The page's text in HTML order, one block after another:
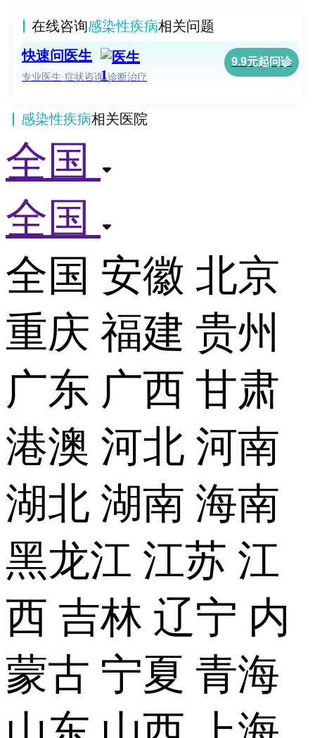
在线咨询感染性疾病相关问题
快速问医生
专业医生·症状咨询·诊断治疗
9.9元起问诊
感染性疾病相关医院
全国
全国
全国 安徽 北京
重庆 福建 贵州
广东 广西 甘肃
港澳 河北 河南
湖北 湖南 海南
黑龙江 江苏 江
西 吉林 辽宁 内
蒙古 宁夏 青海